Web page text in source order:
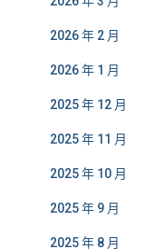
2026 年 2 月
2026 年 1 月
2025 年 12 月
2025 年 11 月
2025 年 10 月
2025 年 9 月
2025 年 8 月